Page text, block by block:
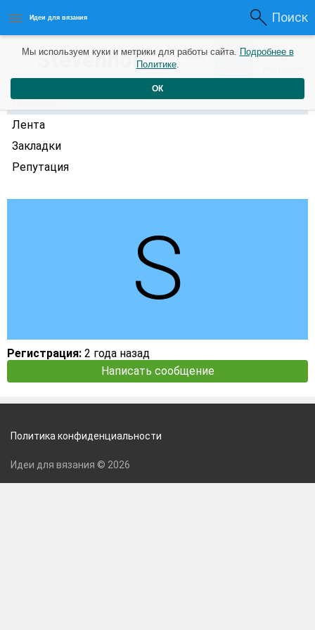
Идеи для вязания Поиск
Stevenhor2 года назад 0 0
Профиль
Лента
Закладки
Репутация
Регистрация: 2 года назад
Написать сообщение
Мы используем куки и метрики для работы сайта. Подробнее в
Политике.
ОК
Политика конфиденциальности
Идеи для вязания © 2026